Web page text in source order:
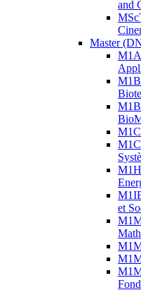
and
Master
et